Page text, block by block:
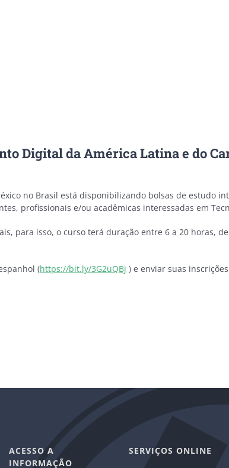
Digital da América Latina e do
no Brasil está disponibilizando bolsas de estudo
profissionais e/ou acadêmicas interessadas em
para isso, o curso terá duração entre 6 a 20 horas,
(https://bit.ly/3G2uQBj ) e enviar suas
ACESSO A
INFORMAÇÃO
SERVIÇOS ONLINE